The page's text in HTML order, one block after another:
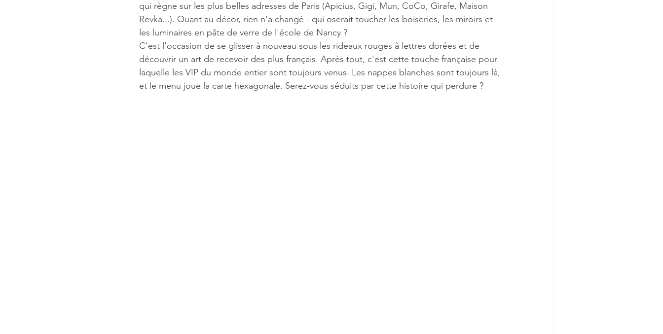
qui règne sur les plus belles adresses de Paris (Apicius, Gigi, Mun, CoCo, Girafe, Maison
Revka...). Quant au décor, rien n'a changé - qui oserait toucher les boiseries, les miroirs et
les luminaires en pâte de verre de l'école de Nancy ?
C'est l'occasion de se glisser à nouveau sous les rideaux rouges à lettres dorées et de
découvrir un art de recevoir des plus français. Après tout, c'est cette touche française pour
laquelle les VIP du monde entier sont toujours venus. Les nappes blanches sont toujours là,
et le menu joue la carte hexagonale. Serez-vous séduits par cette histoire qui perdure ?